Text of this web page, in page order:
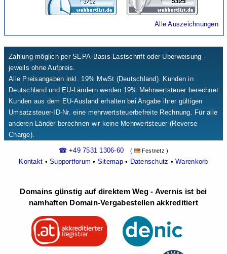
Alle Auszeichnungen
Zahlung möglich per SEPA-Basis-Lastschrift oder Überweisung -
jeweils ohne Aufpreis.
Alle Preisangaben inkl. 19% MwSt (Deutschland). Kunden in
Deutschland und EU-Ländern werden 19% Mehrwertsteuer berechnet.
Kunden aus dem EU-Ausland erhalten bei Angabe ihrer gültigen
Umsatzsteuer-ID-Nr. eine mehrwertsteuerbefreite Rechnung. Für alle
anderen Länder berechnen wir keine Mehrwertsteuer (Reverse
Charge).
☎ +49 7531 1306-60 ( Festnetz )
Kontakt •Supportforum • Sitemap• Datenschutz •Warenkorb
Domains günstig auf direktem Weg - Avernis ist bei
namhaften Domain-Vergabestellen akkreditiert